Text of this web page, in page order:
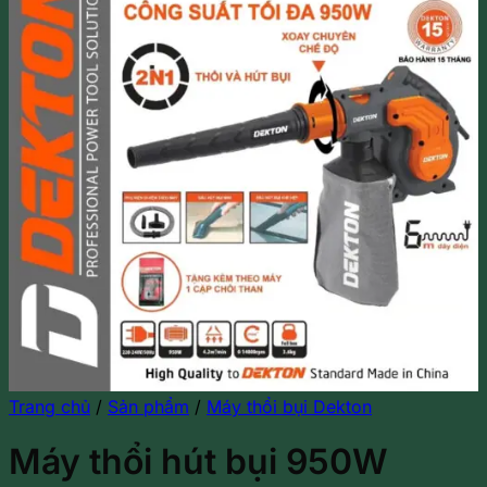
Trang chủ / Sản phẩm / Máy thổi bụi Dekton
Máy thổi hút bụi 950W